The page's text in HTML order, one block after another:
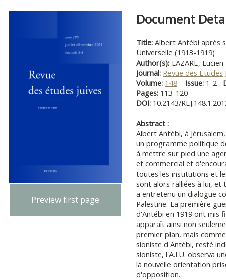
Preview first page
Document
Title: Albert Antébi après
Universelle (1913-1919)
Author(s): LAZARE, Lucien
Journal: Revue des Études
Volume: 148 Issue: 1-2
Pages: 113-120
DOI: 10.2143/
Abstract :
Albert Antébi, à
un programme politique
à mettre sur pied une
et commercial et
toutes les institutions et
sont alors ralliées à lui,
a entretenu un dialogue
Palestine. La première
d'Antébi en 1919 ont mis
apparaît ainsi non
premier plan, mais
sioniste d'Antébi, resté
sioniste, l'A.I.U. observa
la nouvelle orientation
d'opposition.